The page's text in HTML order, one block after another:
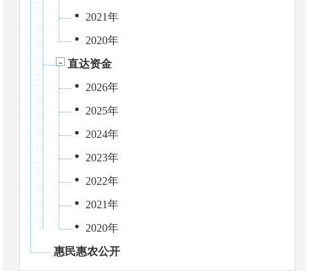
2021年
2020年
直达资金
2026年
2025年
2024年
2023年
2022年
2021年
2020年
惠民惠农公开